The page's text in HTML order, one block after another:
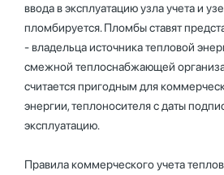
ввода в эксплуатацию узла учета и
пломбируется. Пломбы ставят
- владельца источника тепловой
смежной теплоснабжающей
считается пригодным для
энергии, теплоносителя с даты
эксплуатацию.
Правила коммерческого учета